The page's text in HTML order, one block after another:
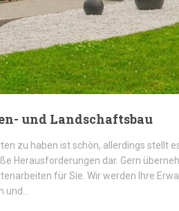
und Landschaftsbau
zu haben ist schön, allerdings stellt
Herausforderungen dar. Gern
für Sie. Wir werden Ihre
und…